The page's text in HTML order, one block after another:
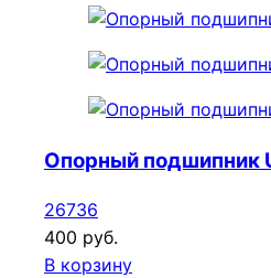
Опорный подшипник
26736
400 руб.
В корзину